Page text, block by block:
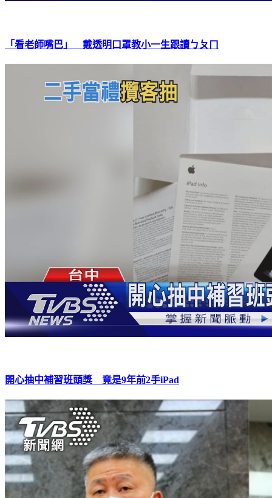
「看老師嘴巴」 戴透明口罩教小一生跟讀ㄅㄆㄇ
開心抽中補習班頭獎 竟是9年前2手iPad